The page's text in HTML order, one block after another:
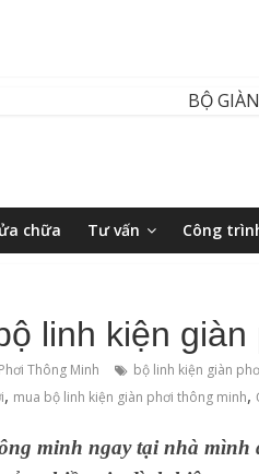
chữa Tư vấn Công
linh kiện
Thông Minh bộ linh kiện giàn
, mua bộ linh kiện giàn phơi thông minh,
minh ngay tại nhà mình